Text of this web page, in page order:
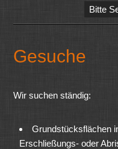
Gesuche
Wir suchen ständig:
Grundstücksflächen
Erschließungs- oder